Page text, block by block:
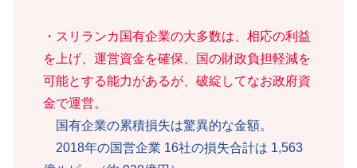
・ スリランカ国有企業の大多数は、相応の利益
を上げ、運営資金を確保、国の財政負担軽減を
可能とする能力があるが、破綻してなお政府資
金で運営。
国有企業の累積損失は驚異的な金額。
2018年の国営企業 16社の損失合計は 1,563